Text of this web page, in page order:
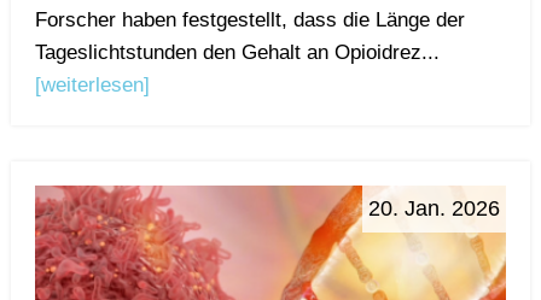
Forscher haben festgestellt, dass die Länge der
Tageslichtstunden den Gehalt an Opioidrez...
[weiterlesen]
20. Jan. 2026